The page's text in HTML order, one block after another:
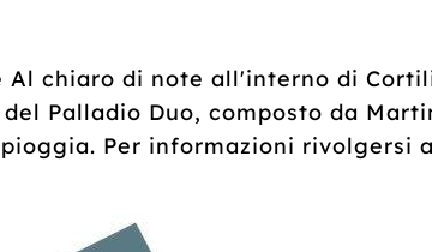
Al chiaro di note all'interno di
Palladio Duo, composto da
Per informazioni rivolgersi